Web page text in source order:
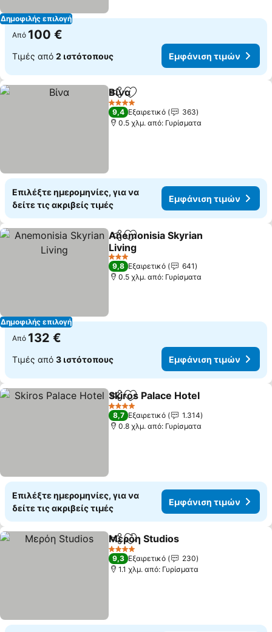
Δημοφιλής επιλογή
Από 100 €
Τιμές από 2 ιστότοπους Εμφάνιση τιμών
Κοινοποίηση
Προσθήκη στα αγαπημένα
Βίνα
4 Αστέρια
9,4 Εξαιρετικό
363
0.5 χλμ. από: Γυρίσματα
Επιλέξτε ημερομηνίες, για να
δείτε τις ακριβείς τιμές
Εμφάνιση τιμών
Δημοφιλής επιλογή
Κοινοποίηση
Προσθήκη στα αγαπημένα
Anemonisia Skyrian
Living
3 Αστέρια
9,8 Εξαιρετικό
641
0.5 χλμ. από: Γυρίσματα
Από 132 €
Τιμές από 3 ιστότοπους Εμφάνιση τιμών
Κοινοποίηση
Προσθήκη στα αγαπημένα
Skiros Palace Hotel
4 Αστέρια
8,7 Εξαιρετικό
1.314
0.8 χλμ. από: Γυρίσματα
Επιλέξτε ημερομηνίες, για να
δείτε τις ακριβείς τιμές
Εμφάνιση τιμών
Κοινοποίηση
Προσθήκη στα αγαπημένα
Μερόη Studios
4 Αστέρια
9,3 Εξαιρετικό
230
1.1 χλμ. από: Γυρίσματα